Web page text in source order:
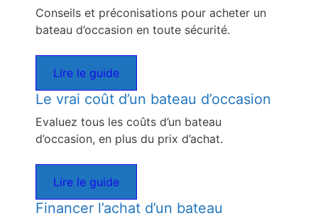
Conseils et préconisations pour acheter un
bateau d’occasion en toute sécurité.
Lire le guide
Le vrai coût d’un bateau d’occasion
Evaluez tous les coûts d’un bateau
d’occasion, en plus du prix d’achat.
Lire le guide
Financer l’achat d’un bateau